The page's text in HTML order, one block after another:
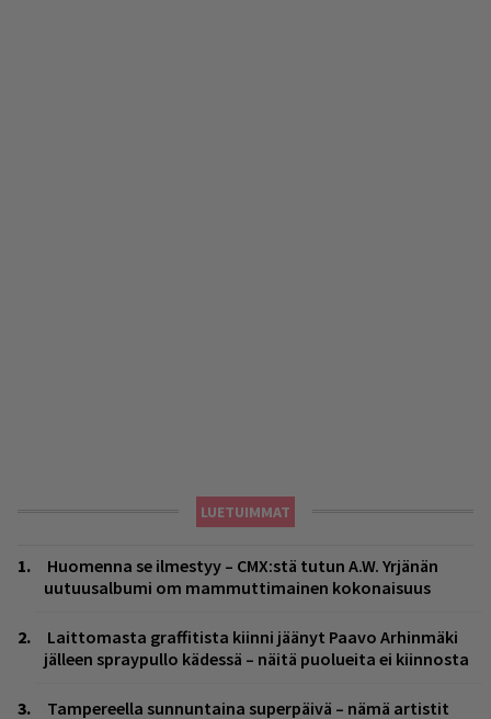
LUETUIMMAT
Huomenna se ilmestyy – CMX:stä tutun A.W. Yrjänän
uutuusalbumi om mammuttimainen kokonaisuus
Laittomasta graffitista kiinni jäänyt Paavo Arhinmäki
jälleen spraypullo kädessä – näitä puolueita ei kiinnosta
Tampereella sunnuntaina superpäivä – nämä artistit